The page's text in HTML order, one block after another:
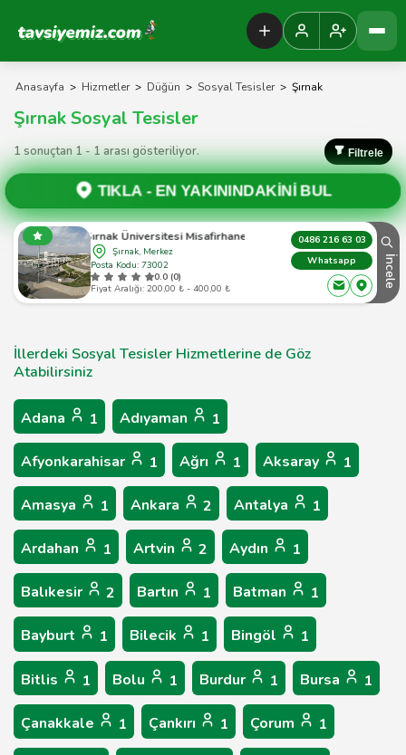
Tavsiyemiz Anasayfa
Anasayfa > Hizmetler > Düğün > Sosyal Tesisler > Şırnak
Şırnak Sosyal Tesisler
1 sonuçtan 1 - 1 arası gösteriliyor. Filtrele
TIKLA -EN YAKININDAKİNİ BUL
Şırnak Üniversitesi Misafirhanesi
Şırnak, Merkez
Posta Kodu: 73002
0.0 (0)
Fiyat Aralığı: 200,00 ₺ - 400,00 ₺
0486 216 63 03
Whatsapp
İncele
İllerdeki Sosyal Tesisler Hizmetlerine de Göz
Atabilirsiniz
Adana 1 Adıyaman 1
Afyonkarahisar 1 Ağrı 1 Aksaray 1
Amasya 1 Ankara 2 Antalya 1
Ardahan 1 Artvin 2 Aydın 1
Balıkesir 2 Bartın 1 Batman 1
Bayburt 1 Bilecik 1 Bingöl 1
Bitlis 1 Bolu 1 Burdur 1 Bursa 1
Çanakkale 1 Çankırı 1 Çorum 1